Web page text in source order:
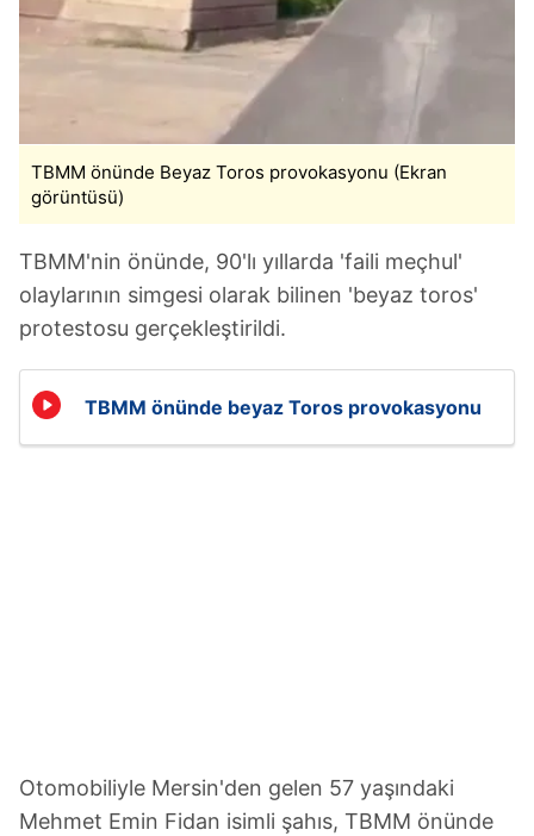
TBMM önünde Beyaz Toros provokasyonu (Ekran
görüntüsü)
TBMM'nin önünde, 90'lı yıllarda 'faili meçhul'
olaylarının simgesi olarak bilinen 'beyaz toros'
protestosu gerçekleştirildi.
TBMM önünde beyaz Toros provokasyonu
Otomobiliyle Mersin'den gelen 57 yaşındaki
Mehmet Emin Fidan isimli şahıs, TBMM önünde